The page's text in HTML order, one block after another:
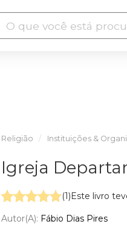
Religião Instituições &
Igreja
(1)Este livro
Autor(a): Fábio Dias Pires